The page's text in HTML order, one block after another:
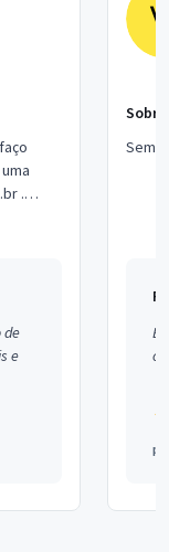
.
de
e
Sem